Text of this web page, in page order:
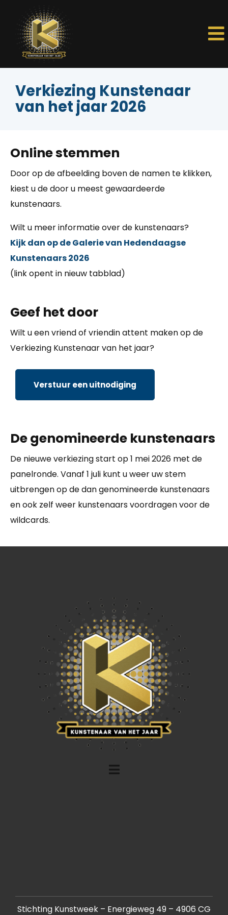
Verkiezing Kunstenaar
van het jaar 2026
Online stemmen
Door op de afbeelding boven de namen te klikken,
kiest u de door u meest gewaardeerde
kunstenaars.
Wilt u meer informatie over de kunstenaars?
Kijk dan op de Galerie van Hedendaagse
Kunstenaars 2026
(link opent in nieuw tabblad)
Geef het door
Wilt u een vriend of vriendin attent maken op de
Verkiezing Kunstenaar van het jaar?
Verstuur een uitnodiging
De genomineerde kunstenaars
De nieuwe verkiezing start op 1 mei 2026 met de
panelronde. Vanaf 1 juli kunt u weer uw stem
uitbrengen op de dan genomineerde kunstenaars
en ook zelf weer kunstenaars voordragen voor de
wildcards.
Stichting Kunstweek – Energieweg 49 – 4906 CG